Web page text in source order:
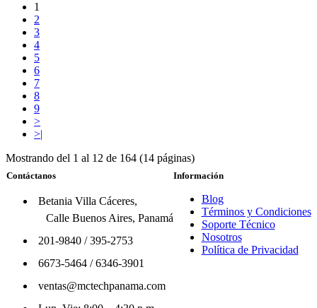
1
2
3
4
5
6
7
8
9
>
>|
Mostrando del 1 al 12 de 164 (14 páginas)
Contáctanos
Betania Villa Cáceres,
Calle Buenos Aires, Panamá
201-9840/395-2753
6673-5464/6346-3901
ventas@mctechpanama.com
Información
Blog
Términos y Condiciones
Soporte Técnico
Nosotros
Política de Privacidad